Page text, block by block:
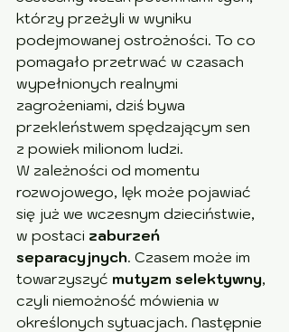
którzy przeżyli w wyniku
podejmowanej ostrożności. To co
pomagało przetrwać w czasach
wypełnionych realnymi
zagrożeniami, dziś bywa
przekleństwem spędzającym sen
z powiek milionom ludzi.
W zależności od momentu
rozwojowego, lęk może pojawiać
się już we wczesnym dzieciństwie,
w postaci zaburzeń
separacyjnych. Czasem może im
towarzyszyć mutyzm selektywny,
czyli niemożność mówienia w
określonych sytuacjach. Następnie